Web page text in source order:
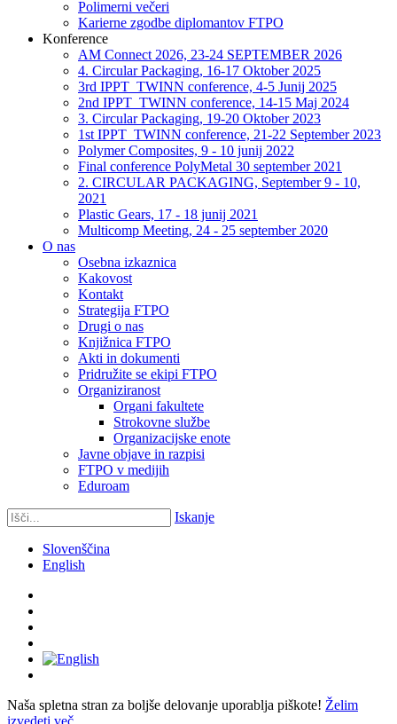
Polimerni večeri
Karierne zgodbe diplomantov FTPO
Konference
AM Connect 2026, 23-24 SEPTEMBER 2026
4. Circular Packaging, 16-17 Oktober 2025
3rd IPPT_TWINN conference, 4-5 Junij 2025
2nd IPPT_TWINN conference, 14-15 Maj 2024
3. Circular Packaging, 19-20 Oktober 2023
1st IPPT_TWINN conference, 21-22 September 2023
Polymer Composites, 9 - 10 junij 2022
Final conference PolyMetal 30 september 2021
2. CIRCULAR PACKAGING, September 9 - 10,
2021
Plastic Gears, 17 - 18 junij 2021
Multicomp Meeting, 24 - 25 september 2020
O nas
Osebna izkaznica
Kakovost
Kontakt
Strategija FTPO
Drugi o nas
Knjižnica FTPO
Akti in dokumenti
Pridružite se ekipi FTPO
Organiziranost
Organi fakultete
Strokovne službe
Organizacijske enote
Javne objave in razpisi
FTPO v medijih
Eduroam
Iskanje
Slovenščina
English
Naša spletna stran za boljše delovanje uporablja piškote! Želim